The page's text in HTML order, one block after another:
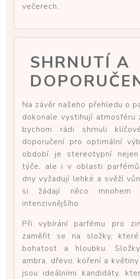
večerech.
SHRNUTÍ A
Na závěr našeho přehledu o
dokonale vystihují atmosféru
bychom rádi shrnuli
doporučení pro optimální
období je stereotypní
týče, ale i v oblasti
dny vyžadují lehké a svěží
si žádají něco mnohem
intenzivnějšího.
Při vybírání parfému pro
zaměřit se na složky,
bohatost a hloubku.
ambra, dřevo, koření a
jsou ideálními kandidáty,